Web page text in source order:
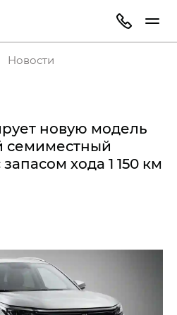
Новости
новую модель
семиместный
хода 1 150 км